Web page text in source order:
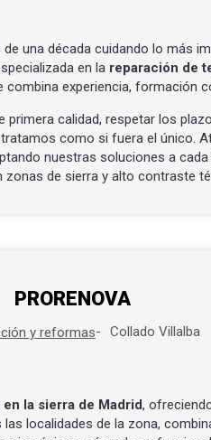
una década cuidando lo más
en la reparación de
combina experiencia, formación
calidad, respetar los
como si fuera el único.
nuestras soluciones a
zonas de sierra y alto contraste
PRORENOVA
y reformas Collado Villalba
la sierra de Madrid,
localidades de la zona,